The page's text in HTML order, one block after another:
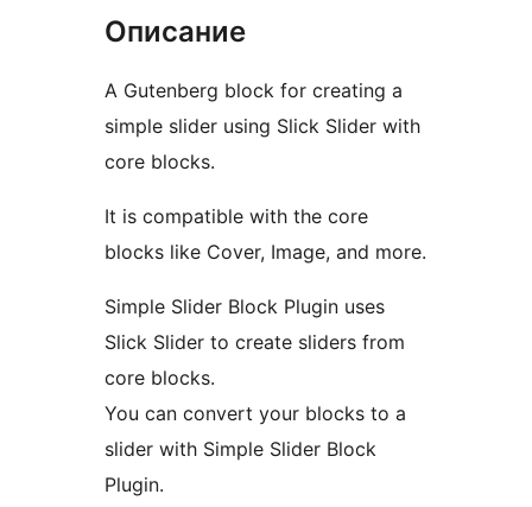
Описание
A Gutenberg block for creating a
simple slider using Slick Slider with
core blocks.
It is compatible with the core
blocks like Cover, Image, and more.
Simple Slider Block Plugin uses
Slick Slider to create sliders from
core blocks.
You can convert your blocks to a
slider with Simple Slider Block
Plugin.